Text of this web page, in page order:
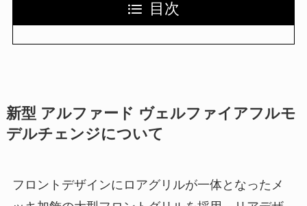
目次
新型 アルファード ヴェルファイアフルモ
デルチェンジについて
フロントデザインにロアグリルが一体となったメ